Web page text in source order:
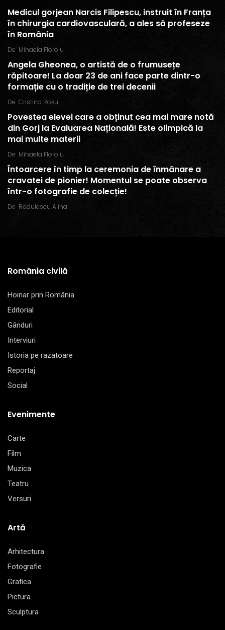
Medicul gorjean Narcis Filipescu, instruit în Franța
în chirurgia cardiovasculară, a ales să profeseze
în România
De Mihaela Floroiu
Angela Gheonea, o artistă de o frumusețe
răpitoare! La doar 23 de ani face parte dintr-o
formație cu o tradiție de trei decenii
De Cristina Roșu
Povestea elevei care a obținut cea mai mare notă
din Gorj la Evaluarea Națională! Este olimpică la
mai multe materii
De Mihaela Floroiu
Întoarcere în timp la ceremonia de înmânare a
cravatei de pionier! Momentul se poate observa
într-o fotografie de colecție!
De Rădulescu Alina
România civilă
Hoinar prin România
Editorial
Gânduri
Interviuri
Istoria pe razatoare
Reportaj
Social
Evenimente
Carte
Film
Muzica
Teatru
Versuri
Artă
Arhitectura
Fotografie
Grafica
Pictura
Sculptura